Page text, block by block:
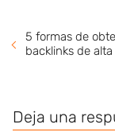
5 formas de
backlinks de
Deja una